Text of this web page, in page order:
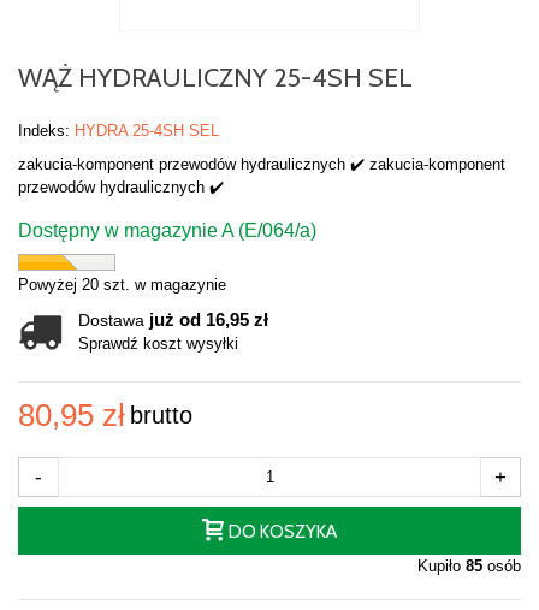
WĄŻ HYDRAULICZNY 25-4SH SEL
Indeks: HYDRA 25-4SH SEL
zakucia-komponent przewodów hydraulicznych ✔️ zakucia-komponent
przewodów hydraulicznych ✔️
Dostępny w magazynie A (E/064/a)
Powyżej 20 szt. w magazynie
Dostawa już od 16,95 zł
Sprawdź koszt wysyłki
80,95 zł brutto
- +
DO KOSZYKA
Kupiło 85 osób